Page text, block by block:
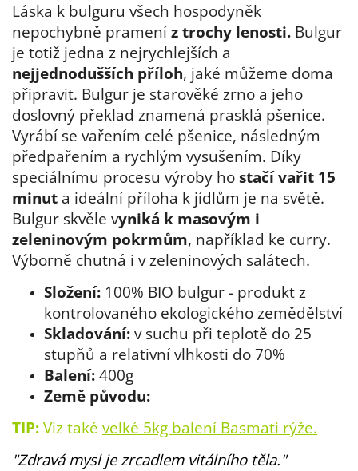
Láska k bulguru všech hospodyněk
nepochybně pramení z trochy lenosti. Bulgur
je totiž jedna z nejrychlejších a
nejjednodušších příloh, jaké můžeme doma
připravit. Bulgur je starověké zrno a jeho
doslovný překlad znamená prasklá pšenice.
Vyrábí se vařením celé pšenice, následným
předpařením a rychlým vysušením. Díky
speciálnímu procesu výroby ho stačí vařit 15
minut a ideální příloha k jídlům je na světě.
Bulgur skvěle vyniká k masovým i
zeleninovým pokrmům, například ke curry.
Výborně chutná i v zeleninových salátech.
Složení: 100% BIO bulgur - produkt z
kontrolovaného ekologického zemědělství
Skladování: v suchu při teplotě do 25
stupňů a relativní vlhkosti do 70%
Balení: 400g
Země původu:
TIP: Viz také velké 5kg balení Basmati rýže.
"Zdravá mysl je zrcadlem vitálního těla."